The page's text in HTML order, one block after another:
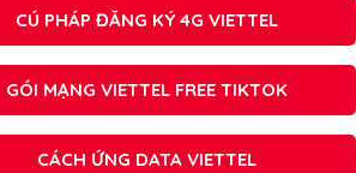
CÚ PHÁP ĐĂNG KÝ 4G VIETTEL
GÓI MẠNG VIETTEL FREE TIKTOK
CÁCH ỨNG DATA VIETTEL